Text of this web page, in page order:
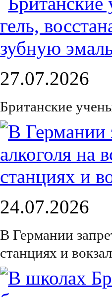
27.07.2026
Британские
24.07.2026
В Германии
станциях и